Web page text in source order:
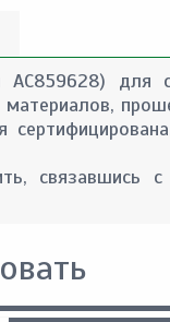
AC859628)
материалов,
связавшись